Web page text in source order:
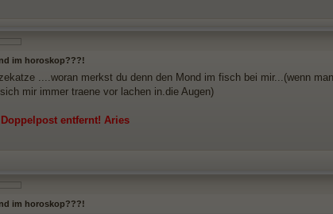
im horoskop???!
....woran merkst du denn den Mond im fisch bei mir...(wenn
mir immer traene vor lachen in.die Augen)
Doppelpost entfernt! Aries
im horoskop???!